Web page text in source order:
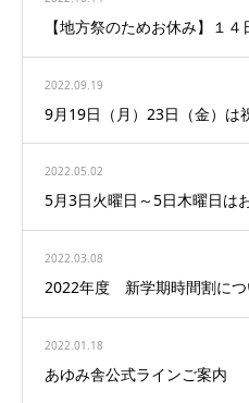
【地方祭のためお休み】１４
2022.09.19
9月19日（月）23日（金）は
2022.05.02
5月3日火曜日～5日木曜日は
2022.03.08
2022年度 新学期時間割につ
2022.01.18
あゆみ舎公式ラインご案内